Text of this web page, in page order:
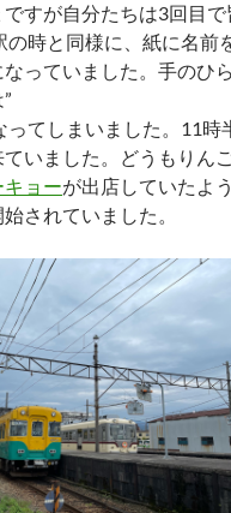
すが自分たちは3回目
の時と同様に、紙に名前
なっていました。手のひ
ってしまいました。11時
ていました。どうもりん
キョーが出店していたよ
されていました。